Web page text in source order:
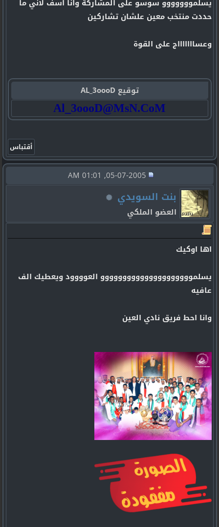
يسلمووووووو سوسو على المشاركة وانا اسف لاني ما
حددت منتخب معين علشان تشاركين
وعساااااااج على القوة
توقيع AL_3oooD
Al_3oooD@MsN.CoM
بنت السويدي
العضو الملكي
اها اوكيك
يسلمووووووووووووووووووووو العوووود ويعطيك الف
عافيه
وانا احط فريق نادي العين